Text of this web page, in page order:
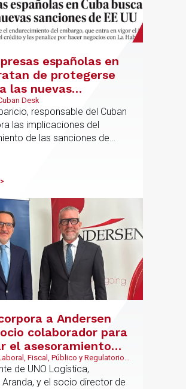
españolas en
de protegerse
las nuevas
millonarias que
Estados Unidos
Desk
responsable del Cuban
las implicaciones del
de las sanciones de
a Andersen
colaborador para
el asesoramiento
y fiscal del sector
Fiscal, Público y Regulatorio,
Movilidad & Logística
de UNO Logística,
Aranda, y el socio director de